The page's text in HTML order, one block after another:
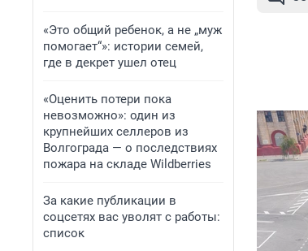
«Это общий ребенок, а не „муж
помогает“»: истории семей,
где в декрет ушел отец
«Оценить потери пока
невозможно»: один из
крупнейших селлеров из
Волгограда — о последствиях
пожара на складе Wildberries
За какие публикации в
соцсетях вас уволят с работы:
список